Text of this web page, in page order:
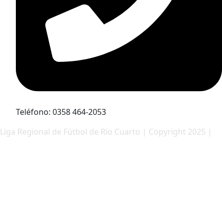
Teléfono: 0358 464-2053
Liga Regional de Fútbol de Río Cuarto | Copyright 2025 |